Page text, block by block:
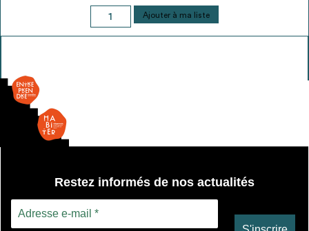
quantité
de
Ajouter à ma liste
Restez informés de nos actualités